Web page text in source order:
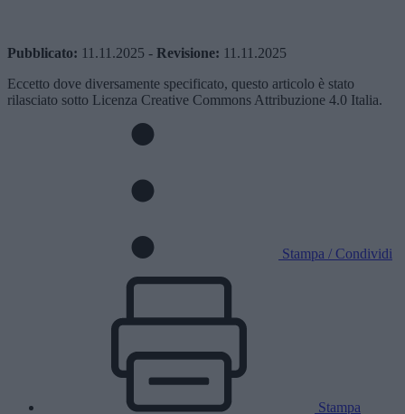
Pubblicato: 11.11.2025 - Revisione: 11.11.2025
Eccetto dove diversamente specificato, questo articolo è stato
rilasciato sotto Licenza Creative Commons Attribuzione 4.0 Italia.
Stampa / Condividi
Stampa